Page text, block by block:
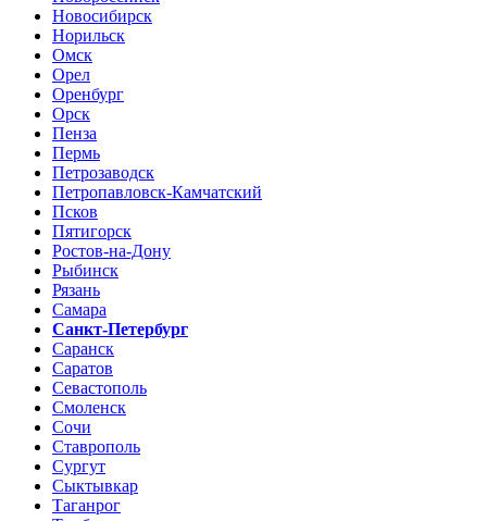
Новосибирск
Норильск
Омск
Орел
Оренбург
Орск
Пенза
Пермь
Петрозаводск
Петропавловск-Камчатский
Псков
Пятигорск
Ростов-на-Дону
Рыбинск
Рязань
Самара
Санкт-Петербург
Саранск
Саратов
Севастополь
Смоленск
Сочи
Ставрополь
Сургут
Сыктывкар
Таганрог